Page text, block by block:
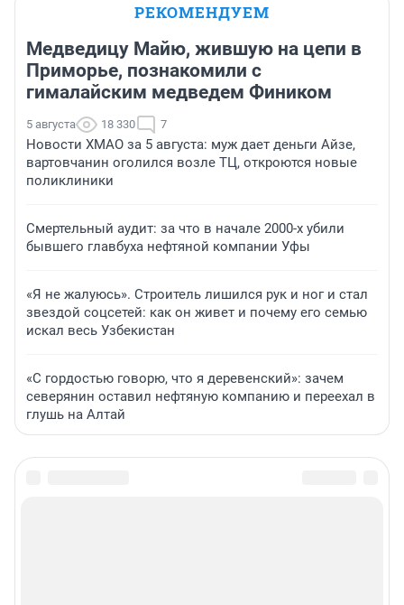
РЕКОМЕНДУЕМ
Медведицу Майю, жившую на цепи в
Приморье, познакомили с
гималайским медведем Фиником
5 августа 18 330 7
Новости ХМАО за 5 августа: муж дает деньги Айзе,
вартовчанин оголился возле ТЦ, откроются новые
поликлиники
Смертельный аудит: за что в начале 2000-х убили
бывшего главбуха нефтяной компании Уфы
«Я не жалуюсь». Строитель лишился рук и ног и стал
звездой соцсетей: как он живет и почему его семью
искал весь Узбекистан
«С гордостью говорю, что я деревенский»: зачем
северянин оставил нефтяную компанию и переехал в
глушь на Алтай